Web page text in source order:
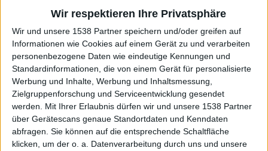
Wir respektieren Ihre Privatsphäre
Wir und unsere 1538 Partner speichern und/oder greifen auf
Informationen wie Cookies auf einem Gerät zu und verarbeiten
personenbezogene Daten wie eindeutige Kennungen und
Standardinformationen, die von einem Gerät für personalisierte
Werbung und Inhalte, Werbung und Inhaltsmessung,
Zielgruppenforschung und Serviceentwicklung gesendet
werden.
Mit Ihrer Erlaubnis dürfen wir und unsere 1538 Partner
über Gerätescans genaue Standortdaten und Kenndaten
abfragen. Sie können auf die entsprechende Schaltfläche
klicken, um der o. a. Datenverarbeitung durch uns und unsere
grundsätzlich singe ich über die Schönheit, Wichtigkeit
und Kraft der Natur, und wie sie durch die Geschichte
verwendet wurde, besonders in England. Ich singe auch
aus einer persönlichen Perspektive, und einige dieser
Texte sind die persönlichsten die ich je geschrieben habe.
Gibt es eine grundsätzliche Botschaft, die ihr mit
ALUNAH ausdrücken wollt?
Geh nach draußen, öffne deine Augen und nimm einen